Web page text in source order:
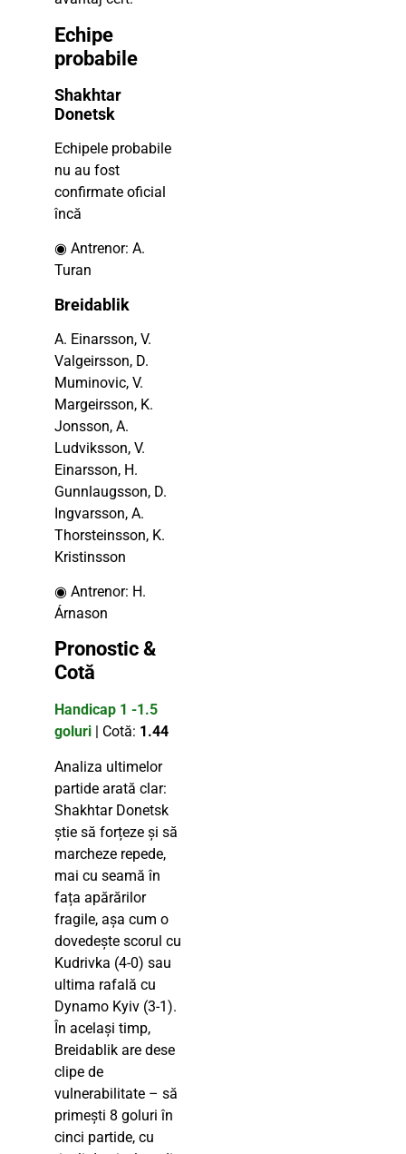
Echipe
probabile
Shakhtar
Donetsk
Echipele probabile
nu au fost
confirmate oficial
încă
◉ Antrenor: A.
Turan
Breidablik
A. Einarsson, V.
Valgeirsson, D.
Muminovic, V.
Margeirsson, K.
Jonsson, A.
Ludviksson, V.
Einarsson, H.
Gunnlaugsson, D.
Ingvarsson, A.
Thorsteinsson, K.
Kristinsson
◉ Antrenor: H.
Árnason
Pronostic &
Cotă
Handicap 1 -1.5
goluri | Cotă: 1.44
Analiza ultimelor
partide arată clar:
Shakhtar Donetsk
știe să forțeze și să
marcheze repede,
mai cu seamă în
fața apărărilor
fragile, așa cum o
dovedește scorul cu
Kudrivka (4-0) sau
ultima rafală cu
Dynamo Kyiv (3-1).
În același timp,
Breidablik are dese
clipe de
vulnerabilitate – să
primești 8 goluri în
cinci partide, cu